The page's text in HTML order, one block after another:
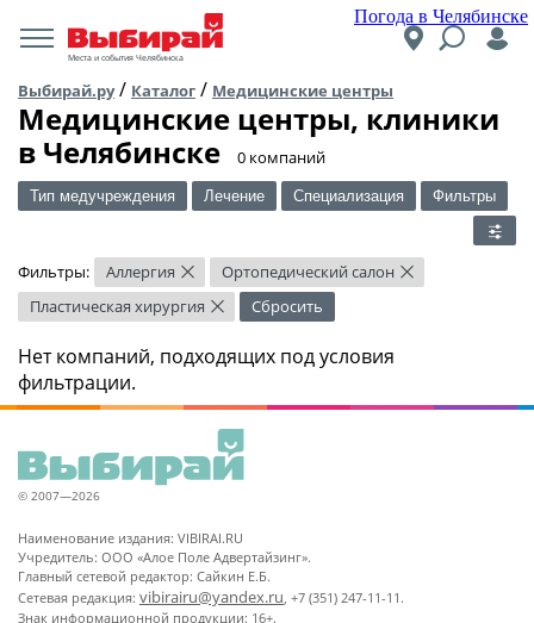
Погода в Челябинске
Места и события Челябинска
Выбирай.ру/ Каталог / Медицинские центры
Медицинские центры, клиники
в Челябинске
​0 компаний
Тип медучреждения Лечение Специализация Фильтры
Фильтры: Аллергия × Ортопедический салон ×
Пластическая хирургия × Сбросить
Нет компаний, подходящих под условия
фильтрации.
© 2007—2026
Наименование издания: VIBIRAI.RU
Учредитель: ООО «Алое Поле Адвертайзинг».
Главный сетевой редактор: Сайкин Е.Б.
Сетевая редакция: vibirairu@yandex.ru, +7 (351) 247-11-11.
Знак информационной продукции: 16+.